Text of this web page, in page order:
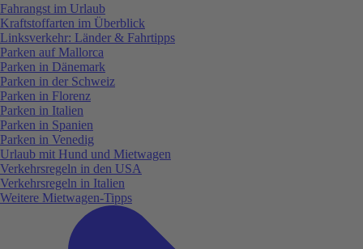
Fahrangst im Urlaub
Kraftstoffarten im Überblick
Linksverkehr: Länder & Fahrtipps
Parken auf Mallorca
Parken in Dänemark
Parken in der Schweiz
Parken in Florenz
Parken in Italien
Parken in Spanien
Parken in Venedig
Urlaub mit Hund und Mietwagen
Verkehrsregeln in den USA
Verkehrsregeln in Italien
Weitere Mietwagen-Tipps